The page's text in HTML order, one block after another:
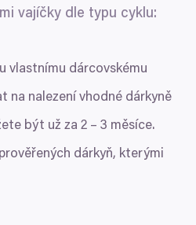
vajíčky dle typu cyklu:
vlastnímu dárcovskému
na nalezení vhodné dárkyně
být už za 2 – 3 měsíce.
dárkyň, kterými